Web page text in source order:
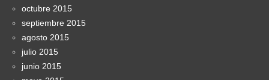
octubre 2015
septiembre 2015
agosto 2015
julio 2015
junio 2015